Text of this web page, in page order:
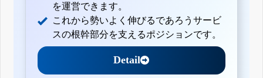
を運営できます。
これから勢いよく伸びるであろうサービ
スの根幹部分を支えるポジションです。
Detail